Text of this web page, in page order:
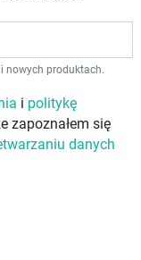
nowych produktach.
i politykę
zapoznałem się
danych